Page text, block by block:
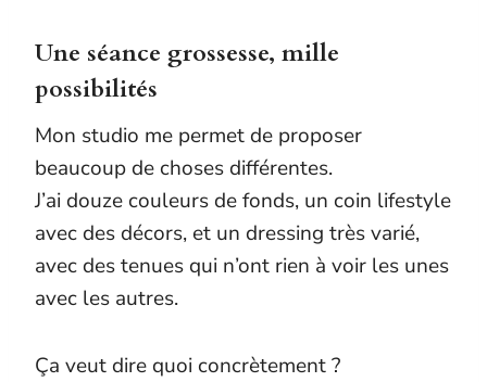
Une séance grossesse, mille
possibilités
Mon studio me permet de proposer
beaucoup de choses différentes.
J’ai douze couleurs de fonds, un coin lifestyle
avec des décors, et un dressing très varié,
avec des tenues qui n’ont rien à voir les unes
avec les autres.
Ça veut dire quoi concrètement ?